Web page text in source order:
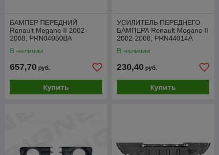
БАМПЕР ПЕРЕДНИЙ
Renault Megane II 2002-
2008, PRN04050BA
В наличии
657,70 руб.
Купить
УСИЛИТЕЛЬ ПЕРЕДНЕГО
БАМПЕРА Renault Megane II
2002-2008, PRN44014A
В наличии
230,40 руб.
Купить